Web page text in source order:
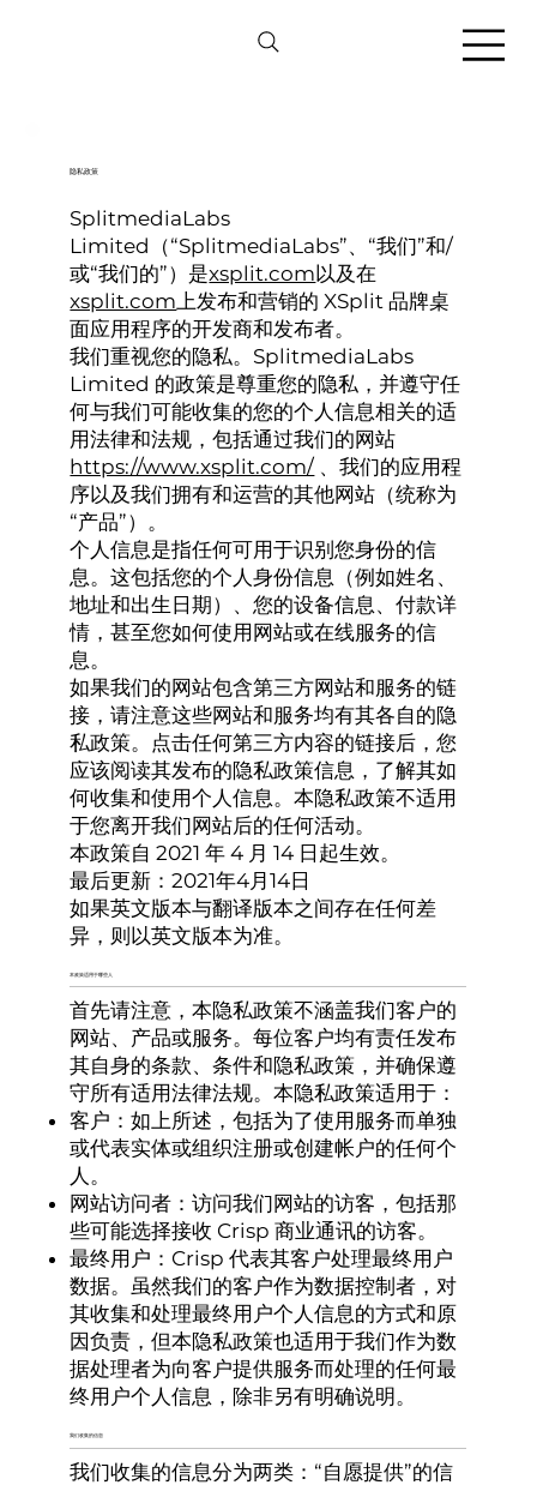
隐私政策
SplitmediaLabs
Limited（“SplitmediaLabs”、“我们”和/
或“我们的”）是xsplit.com以及在
xsplit.com 上发布和营销的 XSplit 品牌桌
面应用程序的开发商和发布者。
我们重视您的隐私。SplitmediaLabs
Limited 的政策是尊重您的隐私，并遵守任
何与我们可能收集的您的个人信息相关的适
用法律和法规，包括通过我们的网站
https://www.xsplit.com/ 、我们的应用程
序以及我们拥有和运营的其他网站（统称为
“产品”）。
个人信息是指任何可用于识别您身份的信
息。这包括您的个人身份信息（例如姓名、
地址和出生日期）、您的设备信息、付款详
情，甚至您如何使用网站或在线服务的信
息。
如果我们的网站包含第三方网站和服务的链
接，请注意这些网站和服务均有其各自的隐
私政策。点击任何第三方内容的链接后，您
应该阅读其发布的隐私政策信息，了解其如
何收集和使用个人信息。本隐私政策不适用
于您离开我们网站后的任何活动。
本政策自 2021 年 4 月 14 日起生效。
最后更新：2021年4月14日
如果英文版本与翻译版本之间存在任何差
异，则以英文版本为准。
本政策适用于哪些人
首先请注意，本隐私政策不涵盖我们客户的
网站、产品或服务。每位客户均有责任发布
其自身的条款、条件和隐私政策，并确保遵
守所有适用法律法规。本隐私政策适用于：
客户：如上所述，包括为了使用服务而单独
或代表实体或组织注册或创建帐户的任何个
人。
网站访问者：访问我们网站的访客，包括那
些可能选择接收 Crisp 商业通讯的访客。
最终用户：Crisp 代表其客户处理最终用户
数据。虽然我们的客户作为数据控制者，对
其收集和处理最终用户个人信息的方式和原
因负责，但本隐私政策也适用于我们作为数
据处理者为向客户提供服务而处理的任何最
终用户个人信息，除非另有明确说明。
我们收集的信息
我们收集的信息分为两类：“自愿提供”的信